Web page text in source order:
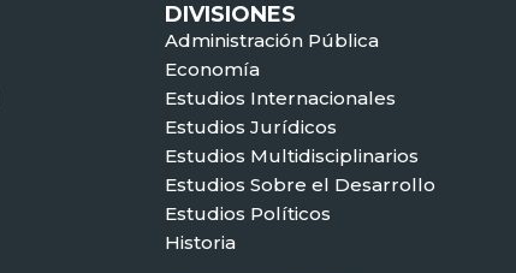
DIVISIONES
Administración Pública
Economía
Estudios Internacionales
Estudios Jurídicos
Estudios Multidisciplinarios
Estudios Sobre el Desarrollo
Estudios Políticos
Historia